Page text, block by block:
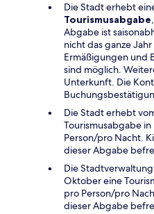
Die Stadt erhebt
Tourismusabgabe
Abgabe ist
nicht das ganze
Ermäßigungen und
sind möglich.
Unterkunft. Die
Die Stadt erhebt
Tourismusabgabe
Person/pro Nacht.
dieser Abgabe
Die
Oktober eine
pro Person/pro
dieser Abgabe